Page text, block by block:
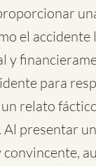
el accidente
y
para
relato
presentar